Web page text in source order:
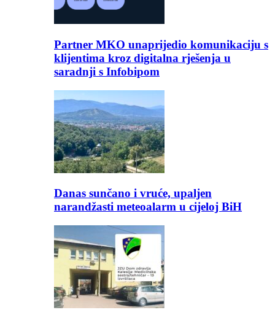
Partner MKO unaprijedio komunikaciju s
klijentima kroz digitalna rješenja u
saradnji s Infobipom
Danas sunčano i vruće, upaljen
narandžasti meteoalarm u cijeloj BiH